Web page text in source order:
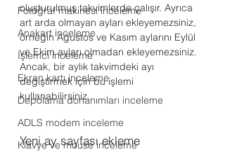
Fotoğraf makinesi inceleme
Anakart inceleme
İşlemci inceleme
Ekran kartı inceleme
Depolama donanımları inceleme
ADLS modem inceleme
Klavye ve mouse inceleme
oluşturulmuş takvimlerde çalışır. Ayrıca
art arda olmayan ayları ekleyemezsiniz,
örneğin Ağustos ve Kasım aylarını Eylül
ve Ekim ayları olmadan ekleyemezsiniz.
Ancak, bir aylık takvimdeki ayı
değiştirmek için bu işlemi
kullanabilirsiniz.
Yeni ay sayfası ekleme